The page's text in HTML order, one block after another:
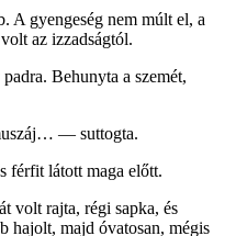
A gyengeség nem múlt el, a
az izzadságtól.
Behunyta a szemét,
— suttogta.
férfit látott maga előtt.
volt rajta, régi sapka, és
hajolt, majd óvatosan, mégis